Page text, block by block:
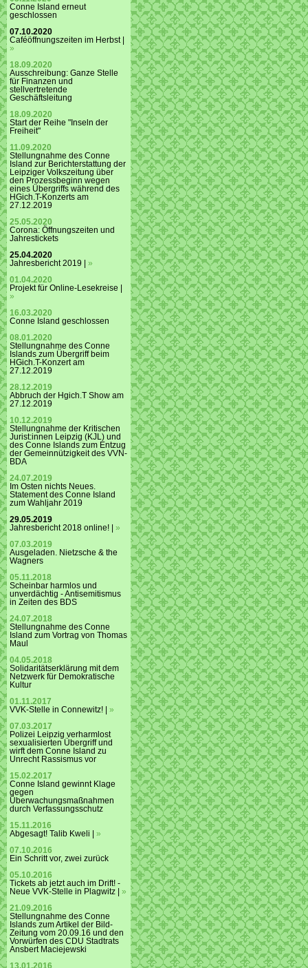
Conne Island erneut
geschlossen
07.10.2020
Caféöffnungszeiten im Herbst |
»
18.09.2020
Ausschreibung: Ganze Stelle
für Finanzen und
stellvertretende
Geschäftsleitung
18.09.2020
Start der Reihe "Inseln der
Freiheit"
11.09.2020
Stellungnahme des Conne
Island zur Berichterstattung der
Leipziger Volkszeitung über
den Prozessbeginn wegen
eines Übergriffs während des
HGich.T-Konzerts am
27.12.2019
25.05.2020
Corona: Öffnungszeiten und
Jahrestickets
25.04.2020
Jahresbericht 2019 | »
01.04.2020
Projekt für Online-Lesekreise |
»
16.03.2020
Conne Island geschlossen
08.01.2020
Stellungnahme des Conne
Islands zum Übergriff beim
HGich.T-Konzert am
27.12.2019
28.12.2019
Abbruch der Hgich.T Show am
27.12.2019
10.12.2019
Stellungnahme der Kritischen
Jurist:innen Leipzig (KJL) und
des Conne Islands zum Entzug
der Gemeinnützigkeit des VVN-
BDA
24.07.2019
Im Osten nichts Neues.
Statement des Conne Island
zum Wahljahr 2019
29.05.2019
Jahresbericht 2018 online! | »
07.03.2019
Ausgeladen. Nietzsche & the
Wagners
05.11.2018
Scheinbar harmlos und
unverdächtig - Antisemitismus
in Zeiten des BDS
24.07.2018
Stellungnahme des Conne
Island zum Vortrag von Thomas
Maul
04.05.2018
Solidaritätserklärung mit dem
Netzwerk für Demokratische
Kultur
01.11.2017
VVK-Stelle in Connewitz! | »
07.03.2017
Polizei Leipzig verharmlost
sexualisierten Übergriff und
wirft dem Conne Island zu
Unrecht Rassismus vor
15.02.2017
Conne Island gewinnt Klage
gegen
Überwachungsmaßnahmen
durch Verfassungsschutz
15.11.2016
Abgesagt! Talib Kweli | »
07.10.2016
Ein Schritt vor, zwei zurück
05.10.2016
Tickets ab jetzt auch im Drift! -
Neue VVK-Stelle in Plagwitz | »
21.09.2016
Stellungnahme des Conne
Islands zum Artikel der Bild-
Zeitung vom 20.09.16 und den
Vorwürfen des CDU Stadtrats
Ansbert Maciejewski
13.01.2016